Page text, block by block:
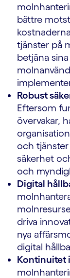
bättre
tjänster på
betjäna
Robust
Eftersom
övervakar,
och
säkerhet
och
Digital
driva
nya
digital
Kontinuitet